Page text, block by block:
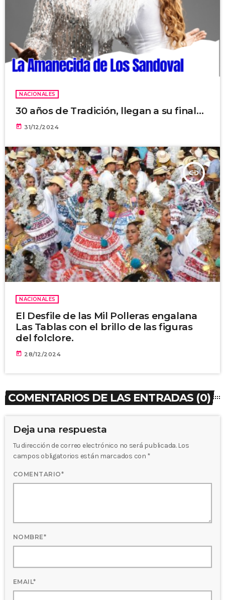
NACIONALES
30 años de Tradición, llegan a su final…
today 31/12/2024
insert_link
NACIONALES
El Desfile de las Mil Polleras engalana
Las Tablas con el brillo de las figuras
del folclore.
today 28/12/2024
COMENTARIOS DE LAS ENTRADAS (0)
Deja una respuesta
Tu dirección de correo electrónico no será publicada. Los
campos obligatorios están marcados con *
COMENTARIO*
NOMBRE*
EMAIL*